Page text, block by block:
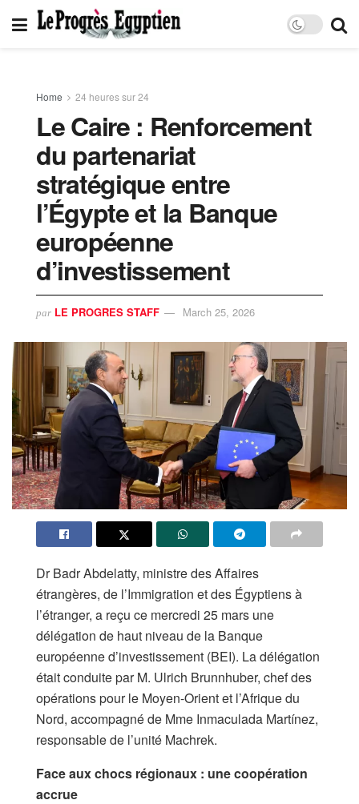
Home 24 heures sur 24
Le Caire : Renforcement
du partenariat
stratégique entre
l’Égypte et la Banque
européenne
d’investissement
par LE PROGRES STAFF March 25, 2026
Dr Badr Abdelatty, ministre des Affaires
étrangères, de l’Immigration et des Égyptiens à
l’étranger, a reçu ce mercredi 25 mars une
délégation de haut niveau de la Banque
européenne d’investissement (BEI). La délégation
était conduite par M. Ulrich Brunnhuber, chef des
opérations pour le Moyen-Orient et l’Afrique du
Nord, accompagné de Mme Inmaculada Martínez,
responsable de l’unité Machrek.
Face aux chocs régionaux : une coopération
accrue